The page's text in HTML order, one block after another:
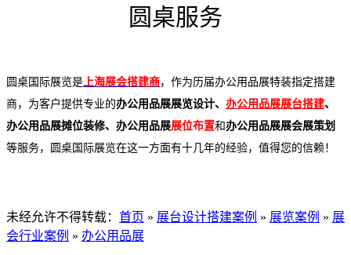
圆桌服务
圆桌国际展览是 上海展会搭建商，作为历届办公用品展特装指定搭建
商，为客户提供专业的办公用品展展览设计、 办公用品展展台搭建、
办公用品展摊位装修、办公用品展展位布置和办公用品展展会展策划
等服务，圆桌国际展览在这一方面有十几年的经验，值得您的信赖！
未经允许不得转载： 首页 » 展台设计搭建案例 » 展览案例 » 展
会行业案例 » 办公用品展